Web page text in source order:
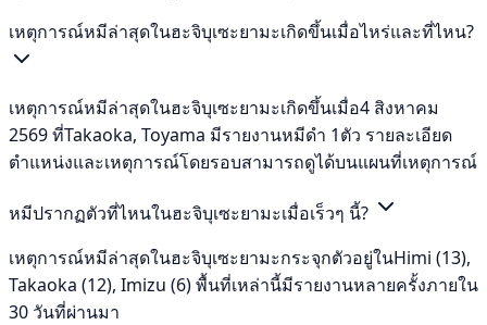
เหตุการณ์หมีล่าสุดในฮะจิบุเซะยามะเกิดขึ้นเมื่อไหร่และที่ไหน?
เหตุการณ์หมีล่าสุดในฮะจิบุเซะยามะเกิดขึ้นเมื่อ4 สิงหาคม
2569 ที่Takaoka, Toyama มีรายงานหมีดำ 1ตัว รายละเอียด
ตำแหน่งและเหตุการณ์โดยรอบสามารถดูได้บนแผนที่เหตุการณ์
หมีปรากฏตัวที่ไหนในฮะจิบุเซะยามะเมื่อเร็วๆ นี้?
เหตุการณ์หมีล่าสุดในฮะจิบุเซะยามะกระจุกตัวอยู่ในHimi (13),
Takaoka (12), Imizu (6) พื้นที่เหล่านี้มีรายงานหลายครั้งภายใน
30 วันที่ผ่านมา